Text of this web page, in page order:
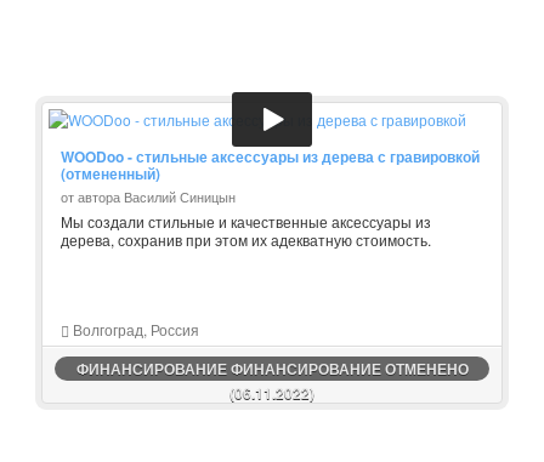
WOODoo - стильные аксессуары из дерева с гравировкой
(отмененный)
от автора Василий Синицын
Мы создали стильные и качественные аксессуары из
дерева, сохранив при этом их адекватную стоимость.
Волгоград, Россия
ФИНАНСИРОВАНИЕ ФИНАНСИРОВАНИЕ ОТМЕНЕНО
(06.11.2022)